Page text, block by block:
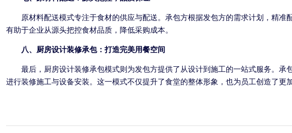
原材料配送模式专注于食材的供应与配送。承包方根据发包方的需求计划，精
有助于企业从源头把控食材品质，降低采购成本。
八、厨房设计装修承包：打造完美用餐空间
最后，厨房设计装修承包模式则为发包方提供了从设计到施工的一站式服务。
进行装修施工与设备安装。这一模式不仅提升了食堂的整体形象，也为员工创造了更